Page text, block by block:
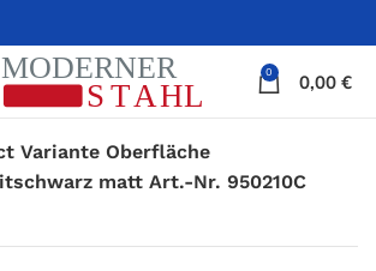
0 0,00 €
Variante Oberfläche
matt Art.-Nr. 950210C